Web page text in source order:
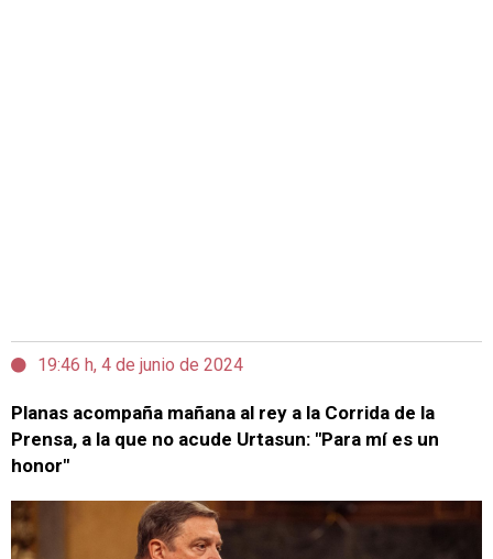
19:46 h, 4 de junio de 2024
Planas acompaña mañana al rey a la Corrida de la
Prensa, a la que no acude Urtasun: "Para mí es un
honor"